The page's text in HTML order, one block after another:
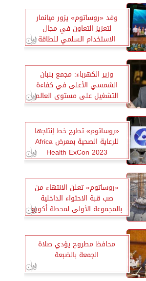
وفد «روساتوم» يزور ميانمار
لتعزيز التعاون في مجال
الاستخدام السلمي للطاقة
النووية
وزير الكهرباء: مجمع بنبان
الشمسي الأعلى في كفاءة
التشغيل على مستوى العالم
«روساتوم» تطرح خط إنتاجها
للرعاية الصحية بمعرض Africa
Health ExCon 2023
«روساتوم» تعلن الانتهاء من
صب قبة الاحتواء الداخلية
بالمجموعة الأولى لمحطة أكويو
النووية
محافظ مطروح يؤدي صلاة
الجمعة بالضبعة